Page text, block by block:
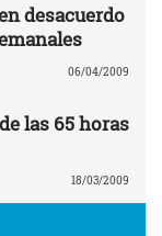
desacuerdo
06/04/2009
las 65 horas
18/03/2009